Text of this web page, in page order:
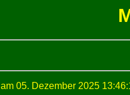
am 05. Dezember 2025